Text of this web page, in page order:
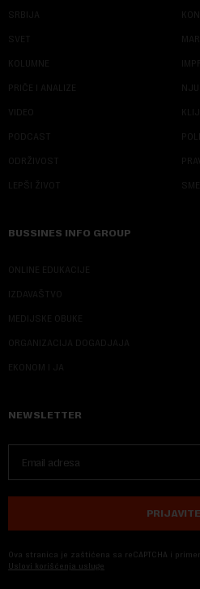
SRBIJA
SVET
KOLUMNE
PRIČE I ANALIZE
VIDEO
PODCAST
ODRŽIVOST
LEPŠI ŽIVOT
BUSSINES INFO GROUP
ONLINE EDUKACIJE
IZDAVAŠTVO
MEDIJSKE OBUKE
ORGANIZACIJA DOGADJAJA
EKONOM I JA
NEWSLETTER
Ova stranica je zaštićena sa reCAPTCHA i
Uslovi korišćenja usluge